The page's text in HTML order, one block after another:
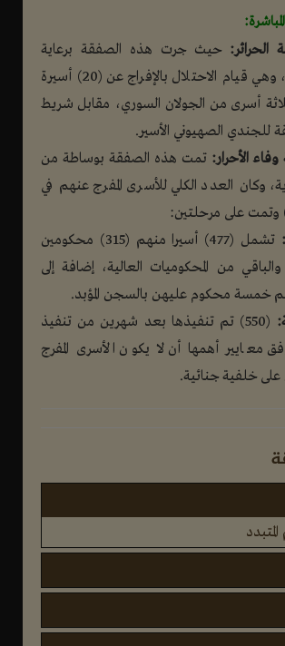
الحرائر: حيث جرت هذه الصفقة برعاية
الوسيط الألماني، وهي قيام الاحتلال بالإفراج عن (20) أسيرة
أسرى من الجولان السوري، مقابل شريط
للجندي الصهيوني الأسير.
الأحرار: تمت هذه الصفقة بوساطة من
وكان العدد الكلي للأسرى المفرج عنهم في
تشمل (477) أسيرا منهم (315) محكومين
من المحكوميات العالية، إضافة إلى
(550) تم تنفيذها بعد شهرين من تنفيذ
وفق معايير أهمها أن لا يكون الأسرى المفرج
خلفية جنائية.